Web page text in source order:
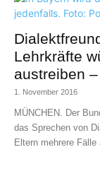
Lehrkräfte
austreiben
1. November 2016
MÜNCHEN. Der
das Sprechen von
Eltern mehrere Fälle